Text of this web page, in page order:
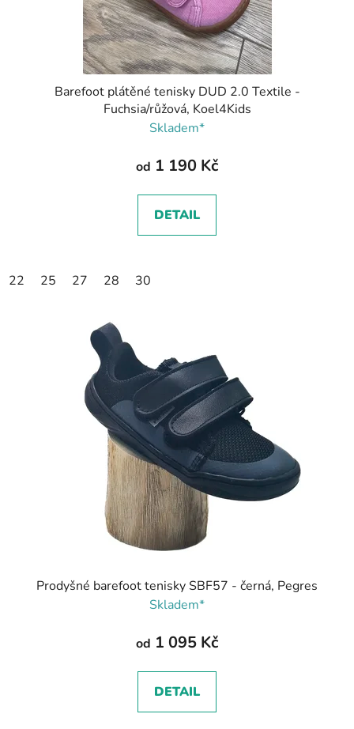
Barefoot plátěné tenisky DUD 2.0 Textile -
Fuchsia/růžová, Koel4Kids
Skladem*
od 1 190 Kč
DETAIL
22 25 27 28 30
Prodyšné barefoot tenisky SBF57 - černá, Pegres
Skladem*
od 1 095 Kč
DETAIL